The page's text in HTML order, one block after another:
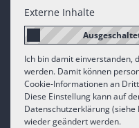
Externe Inhalte
Ich bin damit einverstanden,
werden. Damit können
Cookie-Informationen an
Diese Einstellung kann auf
Datenschutzerklärung
wieder geändert werden.